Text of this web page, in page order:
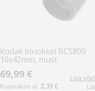
Kodak binokkel BCS800
10x42mm, must
69,99 €
Kuumakse al. 2,39 €
Lisa